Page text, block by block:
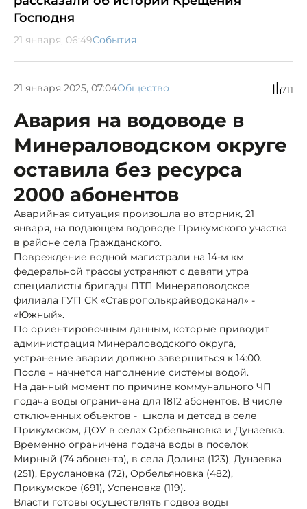
Господня
21 января, 06:49События
21 января 2025, 07:04Общество 711
Авария на водоводе в
Минераловодском округе
оставила без ресурса
2000 абонентов
Аварийная ситуация произошла во вторник, 21
января, на подающем водоводе Прикумского участка
в районе села Гражданского.
Повреждение водной магистрали на 14-м км
федеральной трассы устраняют с девяти утра
специалисты бригады ПТП Минераловодское
филиала ГУП СК «Ставрополькрайводоканал» -
«Южный».
По ориентировочным данным, которые приводит
администрация Минераловодского округа,
устранение аварии должно завершиться к 14:00.
После – начнется наполнение системы водой.
На данный момент по причине коммунального ЧП
подача воды ограничена для 1812 абонентов. В числе
отключенных объектов - школа и детсад в селе
Прикумском, ДОУ в селах Орбельяновка и Дунаевка.
Временно ограничена подача воды в поселок
Мирный (74 абонента), в села Долина (123), Дунаевка
(251), Еруслановка (72), Орбельяновка (482),
Прикумское (691), Успеновка (119).
Власти готовы осуществлять подвоз воды